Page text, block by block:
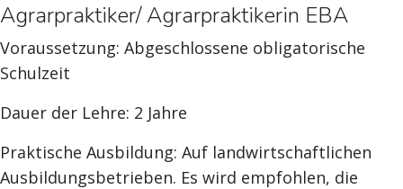
Agrarpraktiker/ Agrarpraktikerin EBA
Voraussetzung: Abgeschlossene obligatorische
Schulzeit
Dauer der Lehre: 2 Jahre
Praktische Ausbildung: Auf landwirtschaftlichen
Ausbildungsbetrieben. Es wird empfohlen, die